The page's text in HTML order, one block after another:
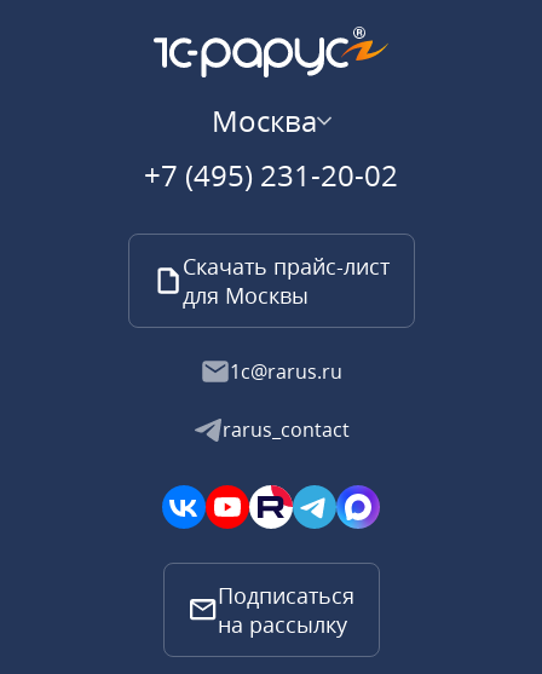
Москва
+7 (495) 231-20-02
Скачать прайс-лист
для Москвы
1c@rarus.ru
rarus_contact
Подписаться
на рассылку